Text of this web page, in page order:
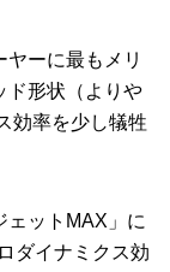
ーに最もメリ
ド形状（よりや
効率を少し犠牲
ェットMAX」に
ダイナミクス効